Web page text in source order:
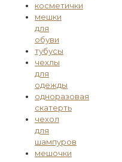
косметички
мешки
для
обуви
тубусы
чехлы
для
одежды
одноразовая
скатерть
чехол
для
шампуров
мешочки